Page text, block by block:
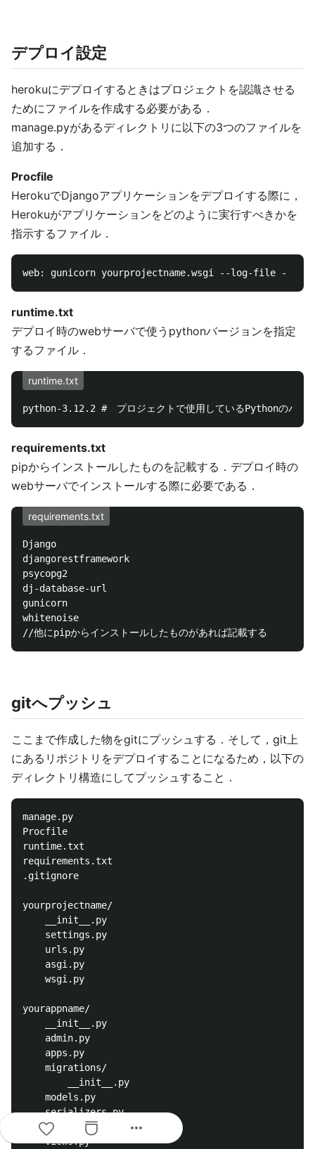
デプロイ設定
herokuにデプロイするときはプロジェクトを認識させる
ためにファイルを作成する必要がある．
manage.pyがあるディレクトリに以下の3つのファイルを
追加する．
Procfile
HerokuでDjangoアプリケーションをデプロイする際に，
Herokuがアプリケーションをどのように実行すべきかを
指示するファイル．
runtime.txt
デプロイ時のwebサーバで使うpythonバージョンを指定
するファイル．
runtime.txt
requirements.txt
pipからインストールしたものを記載する．デプロイ時の
webサーバでインストールする際に必要である．
requirements.txt
Django
djangorestframework
psycopg2
dj-database-url
gunicorn
whitenoise
gitへプッシュ
ここまで作成した物をgitにプッシュする．そして，git上
にあるリポジトリをデプロイすることになるため，以下の
ディレクトリ構造にしてプッシュすること．
manage.py
Procfile
runtime.txt
requirements.txt
.gitignore
yourprojectname/
    __init__.py
    settings.py
    urls.py
    asgi.py
    wsgi.py
yourappname/
    __init__.py
    admin.py
    apps.py
    migrations/
        __init__.py
    models.py
    serializers.py
    tests.py
    views.py
more_horiz